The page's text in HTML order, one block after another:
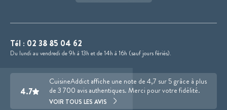
Tél : 02 38 85 04 62
Du lundi au vendredi de 9h à 13h et de 14h à 16h (sauf jours fériés).
4.7
CuisineAddict affiche une note de 4,7 sur 5 grâce à plus
de 3 700 avis authentiques. Merci pour votre fidélité.
VOIR TOUS LES AVIS